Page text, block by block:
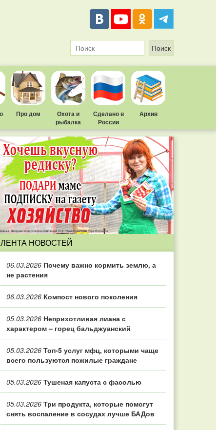
Про дом
Охота и
рыбалка
Сделано в
России
Архив
ЛЕНТА НОВОСТЕЙ
06.03.2026 Почему важно кормить землю, а
не растения
06.03.2026 Компост нового поколения
05.03.2026 Неприхотливая лиана с
характером – горец бальджуанский
05.03.2026 Топ‑5 услуг мфц, которыми чаще
всего пользуются пожилые граждане
05.03.2026 Тушеная капуста с фасолью
05.03.2026 Три продукта, которые помогут
снять воспаление в сосудах лучше БАДов